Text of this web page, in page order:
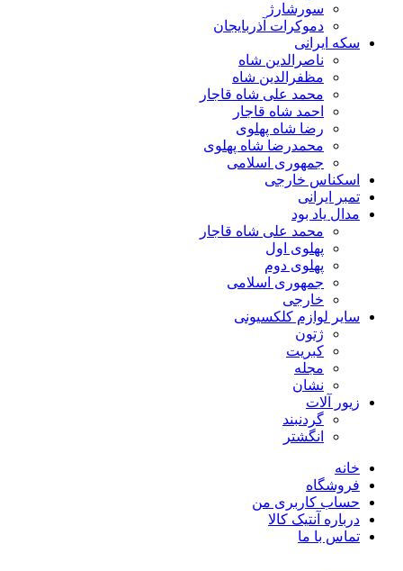
سورشارژ
دموکرات آذربایجان
سکه ایرانی
ناصرالدین شاه
مظفرالدین شاه
محمد علی شاه قاجار
احمد شاه قاجار
رضا شاه پهلوی
محمدرضا شاه پهلوی
جمهوری اسلامی
اسکناس خارجی
تمبر ایرانی
مدال یاد بود
محمد علی شاه قاجار
پهلوی اول
پهلوی دوم
جمهوری اسلامی
خارجی
سایر لوازم کلکسیونی
ژتون
کبریت
مجله
نشان
زیور آلات
گردنبند
انگشتر
خانه
فروشگاه
حساب کاربری من
درباره آنتیک کالا
تماس با ما